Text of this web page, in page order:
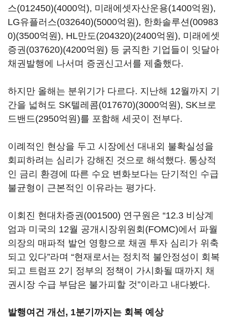
스(012450)(4000억), 미래에셋자산운용(1400억원),
LG유플러스(032640)(5000억원), 한화솔루션(00983
0)(3500억원), HL만도(204320)(2400억원), 미래에셋
증권(037620)(4200억원) 등 굵직한 기업들이 잇달아
채권발행에 나서며 증권신고서를 제출했다.
하지만 올해는 분위기가 다르다. 지난해 12월까지 기
간을 넓혀도 SK텔레콤(017670)(3000억원), SK브로
드밴드(2950억원)를 포함해 세곳이 전부다.
이례적인 현상을 두고 시장에선 대내외 불확실성을
회피하려는 심리가 강해진 것으로 해석했다. 통상적
인 금리 환경에 따른 수요 변화보다는 단기적인 수급
불균형이 근본적인 이유라는 평가다.
이회진 현대차증권(001500) 연구원은 “12.3 비상계
엄과 미국의 12월 공개시장위원회(FOMC)에서 파월
의장의 매파적 발언 영향으로 채권 투자 심리가 위축
되고 있다”라며 “현재로서는 정치적 불안정성이 회복
되고 트럼프 2기 정부의 정책이 가시화될 때까지 채
권시장 수급 부담은 불가피할 것”이라고 내다봤다.
발행여건 개선, 1분기까지는 회복 예상